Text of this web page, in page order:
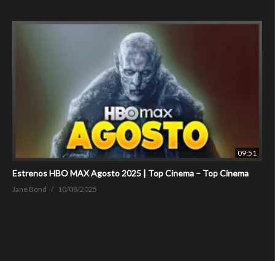
09:51
Estrenos HBO MAX Agosto 2025 | Top Cinema – Top Cinema
Jane Bond 10/08/2025